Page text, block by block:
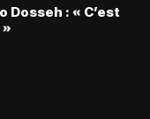
Dosseh : « C’est